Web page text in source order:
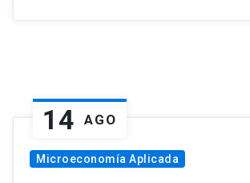
14 AGO
Microeconomía Aplicada